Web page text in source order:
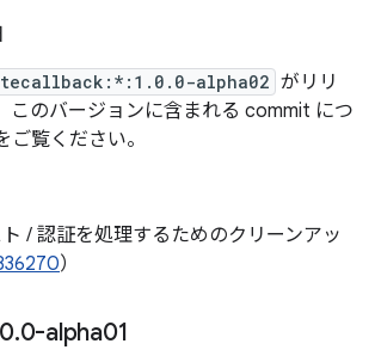
alpha02 がリリ
このバージョンに含まれる commit につ
ご覧ください。
/ 認証を処理するためのクリーンアッ
）
0.0-alpha01